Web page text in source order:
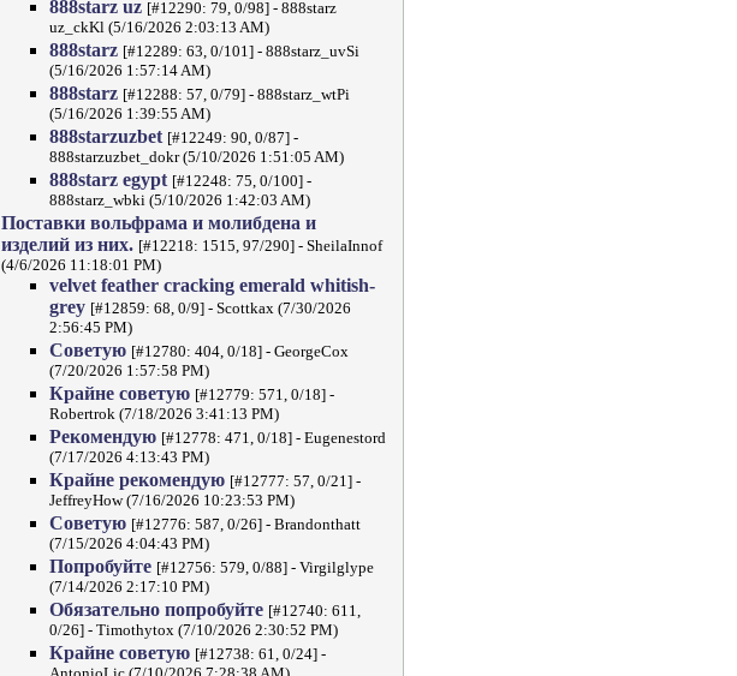
888starz uz [#12290: 79, 0/98] - 888starz
uz_ckKl (5/16/2026 2:03:13 AM)
888starz [#12289: 63, 0/101] - 888starz_uvSi
(5/16/2026 1:57:14 AM)
888starz [#12288: 57, 0/79] - 888starz_wtPi
(5/16/2026 1:39:55 AM)
888starzuzbet [#12249: 90, 0/87] -
888starzuzbet_dokr (5/10/2026 1:51:05 AM)
888starz egypt [#12248: 75, 0/100] -
888starz_wbki (5/10/2026 1:42:03 AM)
Поставки вольфрама и молибдена и
изделий из них. [#12218: 1515, 97/290] - SheilaInnof
(4/6/2026 11:18:01 PM)
velvet feather cracking emerald whitish-
grey [#12859: 68, 0/9] - Scottkax (7/30/2026
2:56:45 PM)
Советую [#12780: 404, 0/18] - GeorgeCox
(7/20/2026 1:57:58 PM)
Крайне советую [#12779: 571, 0/18] -
Robertrok (7/18/2026 3:41:13 PM)
Рекомендую [#12778: 471, 0/18] - Eugenestord
(7/17/2026 4:13:43 PM)
Крайне рекомендую [#12777: 57, 0/21] -
JeffreyHow (7/16/2026 10:23:53 PM)
Советую [#12776: 587, 0/26] - Brandonthatt
(7/15/2026 4:04:43 PM)
Попробуйте [#12756: 579, 0/88] - Virgilglype
(7/14/2026 2:17:10 PM)
Обязательно попробуйте [#12740: 611,
0/26] - Timothytox (7/10/2026 2:30:52 PM)
Крайне советую [#12738: 61, 0/24] -